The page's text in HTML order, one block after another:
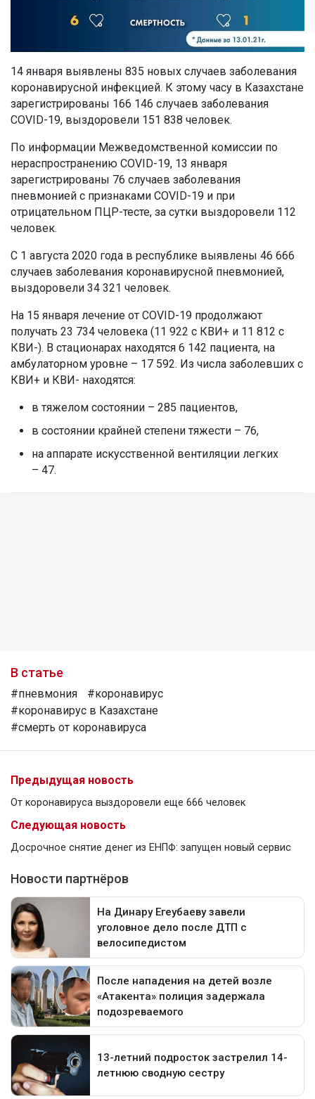
14 января выявлены 835 новых случаев заболевания
коронавирусной инфекцией. К этому часу в Казахстане
зарегистрированы 166 146 случаев заболевания
COVID-19, выздоровели 151 838 человек.
По информации Межведомственной комиссии по
нераспространению COVID-19, 13 января
зарегистрированы 76 случаев заболевания
пневмонией с признаками COVID-19 и при
отрицательном ПЦР-тесте, за сутки выздоровели 112
человек.
С 1 августа 2020 года в республике выявлены 46 666
случаев заболевания коронавирусной пневмонией,
выздоровели 34 321 человек.
На 15 января лечение от COVID-19 продолжают
получать 23 734 человека (11 922 с КВИ+ и 11 812 с
КВИ-). В стационарах находятся 6 142 пациента, на
амбулаторном уровне – 17 592. Из числа заболевших с
КВИ+ и КВИ- находятся:
в тяжелом состоянии – 285 пациентов,
в состоянии крайней степени тяжести – 76,
на аппарате искусственной вентиляции легких
– 47.
В статье
#пневмония
#коронавирус
#коронавирус в Казахстане
#смерть от коронавируса
Предыдущая новость
От коронавируса выздоровели еще 666 человек
Следующая новость
Досрочное снятие денег из ЕНПФ: запущен новый сервис